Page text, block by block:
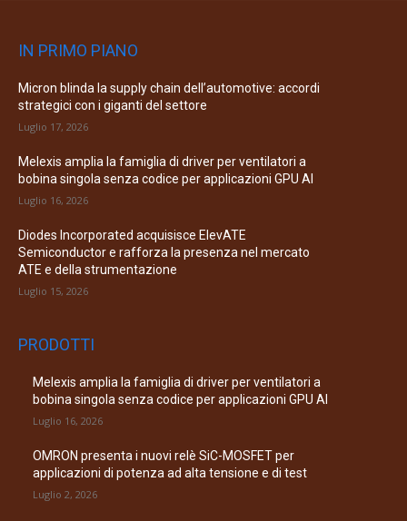
IN PRIMO PIANO
Micron blinda la supply chain dell’automotive: accordi
strategici con i giganti del settore
Luglio 17, 2026
Melexis amplia la famiglia di driver per ventilatori a
bobina singola senza codice per applicazioni GPU AI
Luglio 16, 2026
Diodes Incorporated acquisisce ElevATE
Semiconductor e rafforza la presenza nel mercato
ATE e della strumentazione
Luglio 15, 2026
PRODOTTI
Melexis amplia la famiglia di driver per ventilatori a
bobina singola senza codice per applicazioni GPU AI
Luglio 16, 2026
OMRON presenta i nuovi relè SiC-MOSFET per
applicazioni di potenza ad alta tensione e di test
Luglio 2, 2026